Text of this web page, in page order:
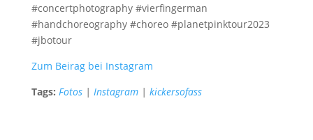
#concertphotography #vierfingerman
#handchoreography #choreo #planetpinktour2023
#jbotour
Zum Beirag bei Instagram
Tags: Fotos| Instagram| kickersofass